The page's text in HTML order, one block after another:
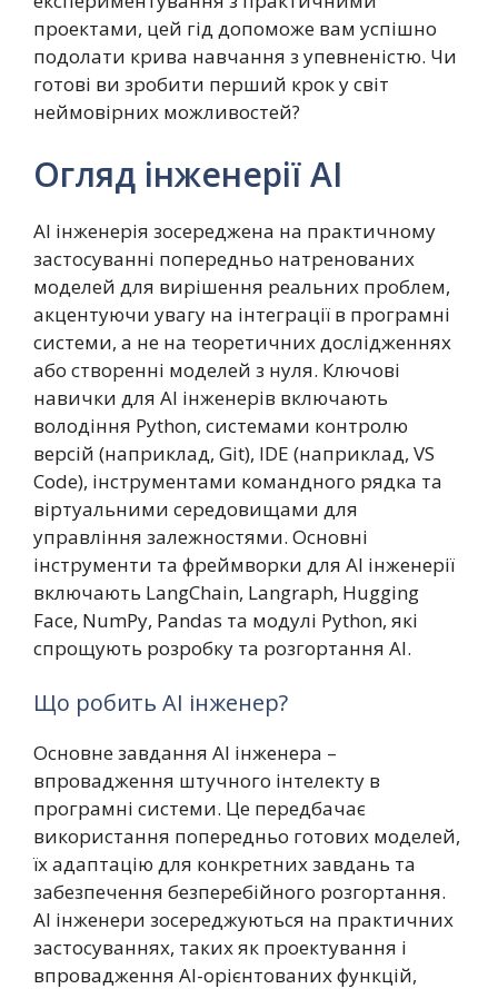
проектами, цей гід допоможе вам успішно
подолати крива навчання з упевненістю. Чи
готові ви зробити перший крок у світ
неймовірних можливостей?
Огляд інженерії AI
AI інженерія зосереджена на практичному
застосуванні попередньо натренованих
моделей для вирішення реальних проблем,
акцентуючи увагу на інтеграції в програмні
системи, а не на теоретичних дослідженнях
або створенні моделей з нуля. Ключові
навички для AI інженерів включають
володіння Python, системами контролю
версій (наприклад, Git), IDE (наприклад, VS
Code), інструментами командного рядка та
віртуальними середовищами для
управління залежностями. Основні
інструменти та фреймворки для AI інженерії
включають LangChain, Langraph, Hugging
Face, NumPy, Pandas та модулі Python, які
спрощують розробку та розгортання AI.
Що робить AI інженер?
Основне завдання AI інженера –
впровадження штучного інтелекту в
програмні системи. Це передбачає
використання попередньо готових моделей,
їх адаптацію для конкретних завдань та
забезпечення безперебійного розгортання.
AI інженери зосереджуються на практичних
застосуваннях, таких як проектування і
впровадження AI-орієнтованих функцій,